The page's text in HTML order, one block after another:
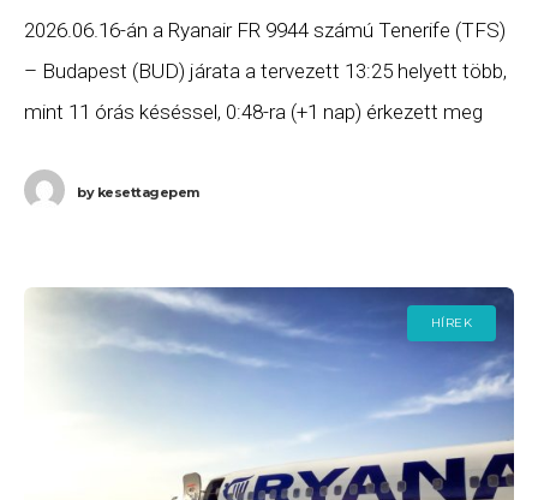
2026.06.16-án a Ryanair FR 9944 számú Tenerife (TFS)
– Budapest (BUD) járata a tervezett 13:25 helyett több,
mint 11 órás késéssel, 0:48-ra (+1 nap) érkezett meg
bykesettagepem
HÍREK